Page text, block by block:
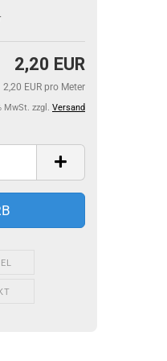
2,20 EUR
2,20 EUR pro Meter
MwSt. zzgl. Versand